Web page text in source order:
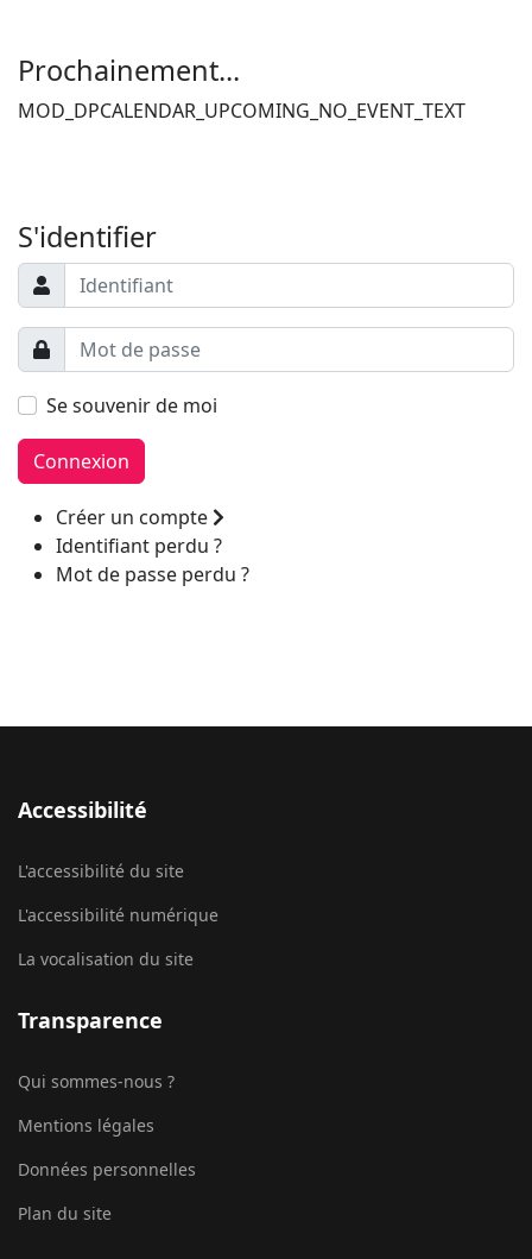
Prochainement...
MOD_DPCALENDAR_UPCOMING_NO_EVENT_TEXT
S'identifier
Se souvenir de moi
Connexion
Créer un compte
Identifiant perdu ?
Mot de passe perdu ?
Accessibilité
L'accessibilité du site
L'accessibilité numérique
La vocalisation du site
Transparence
Qui sommes-nous ?
Mentions légales
Données personnelles
Plan du site